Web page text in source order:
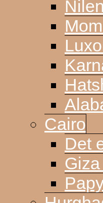
Nilen
Cairo
Det